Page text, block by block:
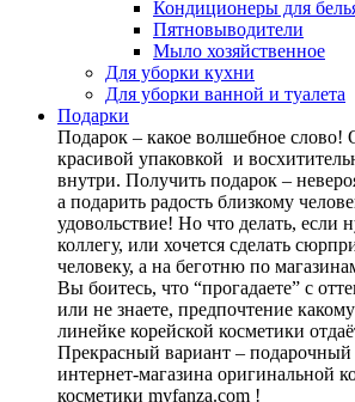
Кондиционеры для
Пятновыводители
Мыло хозяйственное
Для уборки кухни
Для уборки ванной и туалета
Подарки
Подарок – какое волшебное слово!
красивой упаковкой и
внутри. Получить подарок –
а подарить радость близкому
удовольствие! Но что делать, если
коллегу, или хочется сделать
человеку, а на беготню по
Вы боитесь, что “прогадаете” с
или не знаете, предпочтение
линейке корейской косметики
Прекрасный вариант – подарочный
интернет-магазина оригинальной
косметики myfanza.com !